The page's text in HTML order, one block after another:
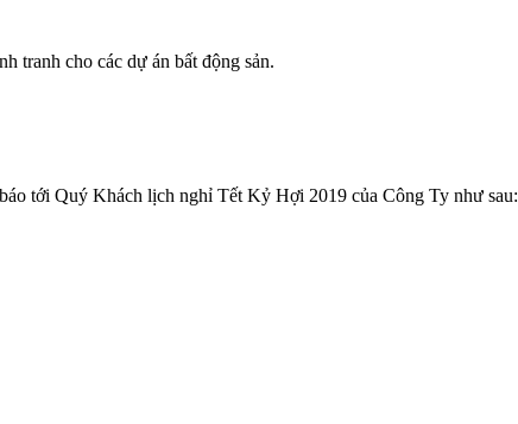
tranh cho các dự án bất động sản.
tới Quý Khách lịch nghỉ Tết Kỷ Hợi 2019 của Công Ty như sau: